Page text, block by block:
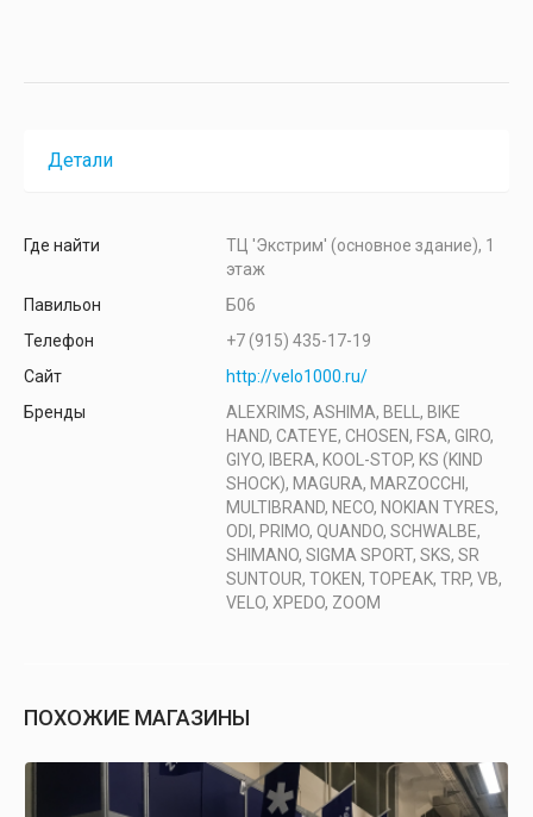
Детали
Где найти
ТЦ 'Экстрим' (основное здание), 1
этаж
Павильон
Б06
Телефон
+7 (915) 435-17-19
Сайт
http://velo1000.ru/
Бренды
ALEXRIMS, ASHIMA, BELL, BIKE
HAND, CATEYE, CHOSEN, FSA, GIRO,
GIYO, IBERA, KOOL-STOP, KS (KIND
SHOCK), MAGURA, MARZOCCHI,
MULTIBRAND, NECO, NOKIAN TYRES,
ODI, PRIMO, QUANDO, SCHWALBE,
SHIMANO, SIGMA SPORT, SKS, SR
SUNTOUR, TOKEN, TOPEAK, TRP, VB,
VELO, XPEDO, ZOOM
ПОХОЖИЕ МАГАЗИНЫ